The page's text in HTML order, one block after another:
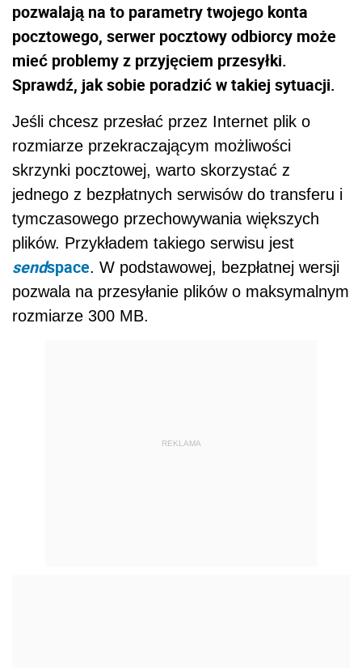
pozwalają na to parametry twojego konta
pocztowego, serwer pocztowy odbiorcy może
mieć problemy z przyjęciem przesyłki.
Sprawdź, jak sobie poradzić w takiej sytuacji.
Jeśli chcesz przesłać przez Internet plik o
rozmiarze przekraczającym możliwości
skrzynki pocztowej, warto skorzystać z
jednego z bezpłatnych serwisów do transferu i
tymczasowego przechowywania większych
plików. Przykładem takiego serwisu jest
sendspace. W podstawowej, bezpłatnej wersji
pozwala na przesyłanie plików o maksymalnym
rozmiarze 300 MB.
REKLAMA